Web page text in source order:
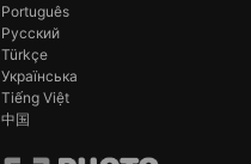
Português
Русский
Türkçe
Українська
Tiếng Việt
中国